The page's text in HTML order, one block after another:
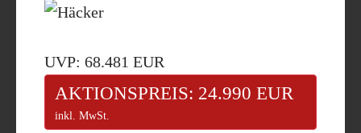
UVP: 68.481 EUR
AKTIONSPREIS: 24.990 EUR
inkl. MwSt.